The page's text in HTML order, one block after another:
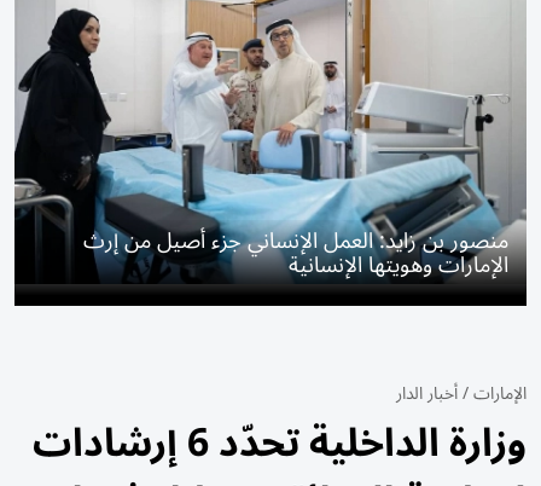
منصور بن زايد: العمل الإنساني جزء أصيل من إرث
الإمارات وهويتها الإنسانية
الإمارات/أخبار الدار
وزارة الداخلية تحدّد 6 إرشادات